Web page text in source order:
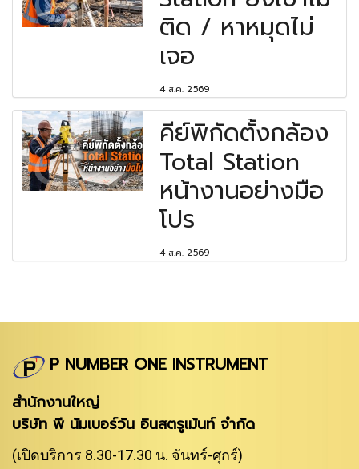
ติด / หาหมุดไม่
เจอ
4 ส.ค. 2569
คีย์พิกัดตั้งกล้อง
Total Station
หน้างานอย่างมือ
โปร
4 ส.ค. 2569
P NUMBER ONE INSTRUMENT
สำนักงานใหญ่
บริษัท พี นัมเบอร์วัน อินสตรูเม้นท์ จำกัด
(เปิดบริการ 8.30-17.30 น. จันทร์-ศุกร์)